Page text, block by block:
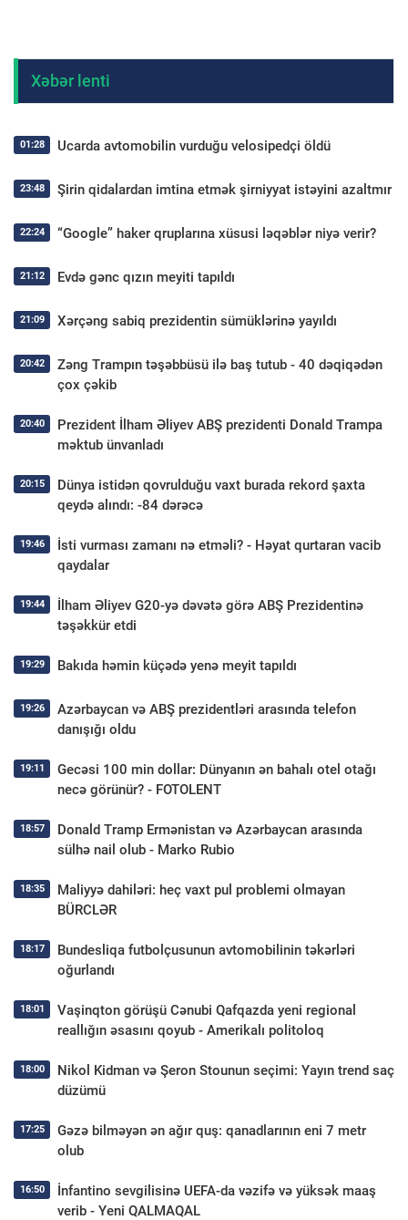
Xəbər lenti
01:28 Ucarda avtomobilin vurduğu velosipedçi öldü
23:48 Şirin qidalardan imtina etmək şirniyyat istəyini azaltmır
22:24 “Google” haker qruplarına xüsusi ləqəblər niyə verir?
21:12 Evdə gənc qızın meyiti tapıldı
21:09 Xərçəng sabiq prezidentin sümüklərinə yayıldı
20:42
Zəng Trampın təşəbbüsü ilə baş tutub - 40 dəqiqədən
çox çəkib
20:40
Prezident İlham Əliyev ABŞ prezidenti Donald Trampa
məktub ünvanladı
20:15
Dünya istidən qovrulduğu vaxt burada rekord şaxta
qeydə alındı: -84 dərəcə
19:46
İsti vurması zamanı nə etməli? - Həyat qurtaran vacib
qaydalar
19:44
İlham Əliyev G20-yə dəvətə görə ABŞ Prezidentinə
təşəkkür etdi
19:29 Bakıda həmin küçədə yenə meyit tapıldı
19:26
Azərbaycan və ABŞ prezidentləri arasında telefon
danışığı oldu
19:11
Gecəsi 100 min dollar: Dünyanın ən bahalı otel otağı
necə görünür? - FOTOLENT
18:57
Donald Tramp Ermənistan və Azərbaycan arasında
sülhə nail olub - Marko Rubio
18:35
Maliyyə dahiləri: heç vaxt pul problemi olmayan
BÜRCLƏR
18:17
Bundesliqa futbolçusunun avtomobilinin təkərləri
oğurlandı
18:01
Vaşinqton görüşü Cənubi Qafqazda yeni regional
reallığın əsasını qoyub - Amerikalı politoloq
18:00
Nikol Kidman və Şeron Stounun seçimi: Yayın trend saç
düzümü
17:25
Gəzə bilməyən ən ağır quş: qanadlarının eni 7 metr
olub
16:50
İnfantino sevgilisinə UEFA-da vəzifə və yüksək maaş
verib - Yeni QALMAQAL